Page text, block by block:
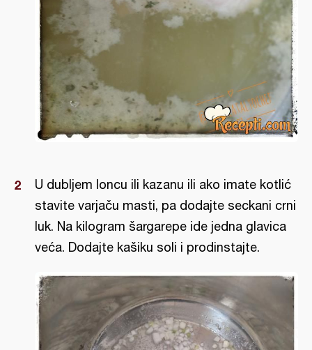
U dubljem loncu ili kazanu ili ako imate kotlić
stavite varjaču masti, pa dodajte seckani crni
luk. Na kilogram šargarepe ide jedna glavica
veća. Dodajte kašiku soli i prodinstajte.